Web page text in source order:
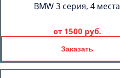
BMW 3 серия, 4 места
от 1500 руб.
Заказать